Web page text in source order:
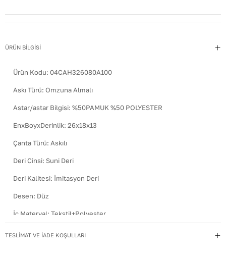
ÜRÜN BİLGİSİ
Ürün Kodu: 04CAH326080A100
Askı Türü: Omzuna Almalı
Astar/astar Bilgisi: %50PAMUK %50 POLYESTER
EnxBoyxDerinlik: 26x18x13
Çanta Türü: Askılı
Deri Cinsi: Suni Deri
Deri Kalitesi: İmitasyon Deri
Desen: Düz
İç Materyal: Tekstil+Polyester
Kapama Şekli :Fermuarlı
TESLİMAT VE İADE KOŞULLARI